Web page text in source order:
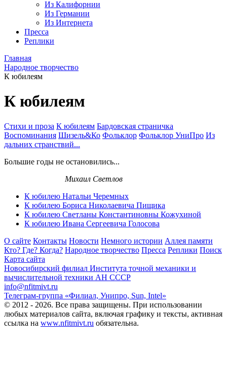
Из Калифорнии
Из Германии
Из Интернета
Пресса
Реплики
Главная
Народное творчество
К юбилеям
К юбилеям
Стихи и проза К юбилеям Бардовская страничка
Воспоминания Шизель&Ко Фольклор Фольклор УниПро Из
дальних странствий...
Большие годы не остановились...
Михаил Светлов
К юбилею Натальи Черемных
К юбилею Бориса Николаевича Пищика
К юбилею Светланы Константиновны Кожухиной
К юбилею Ивана Сергеевича Голосова
О сайте Контакты Новости Немного истории Аллея памяти
Кто? Где? Когда? Народное творчество Пресса Реплики Поиск
Карта сайта
Новосибирский филиал Института точной механики и
вычислительной техники АН СССР
info@nfitmivt.ru
Телеграм-группа «Филиал, Унипро, Sun, Intel»
© 2012 - 2026. Все права защищены. При использовании
любых материалов сайта, включая графику и тексты, активная
ссылка на www.nfitmivt.ru обязательна.